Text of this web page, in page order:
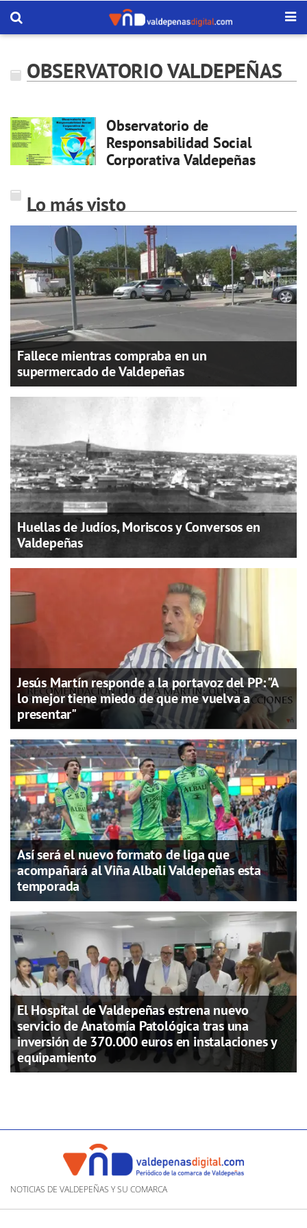
OBSERVATORIO VALDEPEÑAS
Observatorio de
Responsabilidad Social
Corporativa Valdepeñas
Lo más visto
Fallece mientras compraba en un
supermercado de Valdepeñas
Huellas de Judíos, Moriscos y Conversos en
Valdepeñas
Jesús Martín responde a la portavoz del PP: "A
lo mejor tiene miedo de que me vuelva a
presentar"
Así será el nuevo formato de liga que
acompañará al Viña Albali Valdepeñas esta
temporada
El Hospital de Valdepeñas estrena nuevo
servicio de Anatomía Patológica tras una
inversión de 370.000 euros en instalaciones y
equipamiento
NOTICIAS DE VALDEPEÑAS Y SU COMARCA